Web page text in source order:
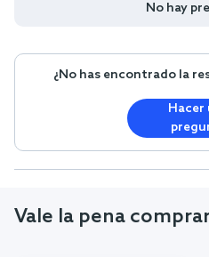
No hay
¿No has encontrado la
Hacer
Vale la pena